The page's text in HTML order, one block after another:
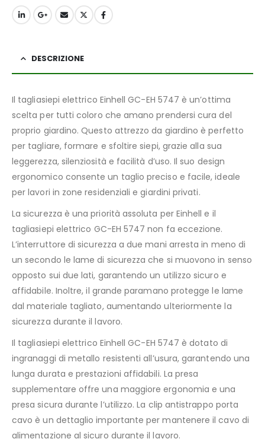
DESCRIZIONE
Il tagliasiepi elettrico Einhell GC-EH 5747 è un’ottima
scelta per tutti coloro che amano prendersi cura del
proprio giardino. Questo attrezzo da giardino è perfetto
per tagliare, formare e sfoltire siepi, grazie alla sua
leggerezza, silenziosità e facilità d’uso. Il suo design
ergonomico consente un taglio preciso e facile, ideale
per lavori in zone residenziali e giardini privati.
La sicurezza è una priorità assoluta per Einhell e il
tagliasiepi elettrico GC-EH 5747 non fa eccezione.
L’interruttore di sicurezza a due mani arresta in meno di
un secondo le lame di sicurezza che si muovono in senso
opposto sui due lati, garantendo un utilizzo sicuro e
affidabile. Inoltre, il grande paramano protegge le lame
dal materiale tagliato, aumentando ulteriormente la
sicurezza durante il lavoro.
Il tagliasiepi elettrico Einhell GC-EH 5747 è dotato di
ingranaggi di metallo resistenti all’usura, garantendo una
lunga durata e prestazioni affidabili. La presa
supplementare offre una maggiore ergonomia e una
presa sicura durante l’utilizzo. La clip antistrappo porta
cavo è un dettaglio importante per mantenere il cavo di
alimentazione al sicuro durante il lavoro.